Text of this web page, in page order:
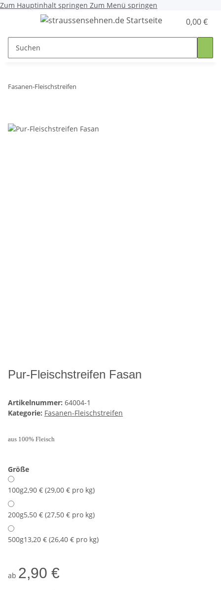
Zum Hauptinhalt springen Zum Menü springen
0,00 €
Fasanen-Fleischstreifen
Pur-Fleischstreifen Fasan
Artikelnummer: 64004-1
Kategorie: Fasanen-Fleischstreifen
aus 100% Fleisch
Größe
100g2,90 € (29,00 € pro kg)
200g5,50 € (27,50 € pro kg)
500g13,20 € (26,40 € pro kg)
ab 2,90 €